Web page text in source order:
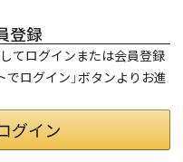
登録
てログインまたは会員登録
でログイン」ボタンよりお進